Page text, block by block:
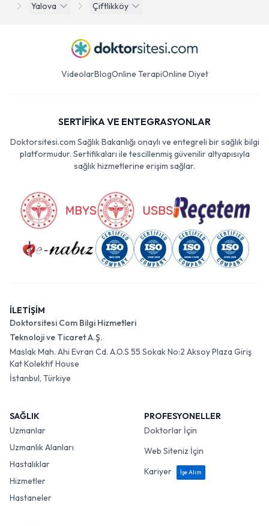
Yalova
Çiftlikköy
VideolarBlogOnline TerapiOnline Diyet
SERTİFİKA VE ENTEGRASYONLAR
Doktorsitesi.com Sağlık Bakanlığı onaylı ve entegreli bir sağlık bilgi
platformudur. Sertifikaları ile tescillenmiş güvenilir altyapısıyla
sağlık hizmetlerine erişim sağlar.
İLETİŞİM
Doktorsitesi Com Bilgi Hizmetleri
Teknoloji ve Ticaret A.Ş.
Maslak Mah. Ahi Evran Cd. A.O.S 55 Sokak No:2 Aksoy Plaza Giriş
Kat Kolektif House
İstanbul, Türkiye
SAĞLIK
Uzmanlar
Uzmanlık Alanları
Hastalıklar
Hizmetler
Hastaneler
PROFESYONELLER
Doktorlar İçin
Web Siteniz İçin
Kariyer
İşe Alım